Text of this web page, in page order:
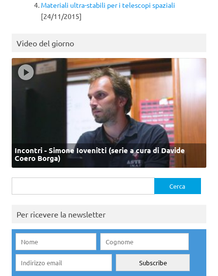
Materiali ultra-stabili per i telescopi spaziali
[24/11/2015]
Video del giorno
Incontri - Simone Iovenitti (serie a cura di Davide
Coero Borga)
per:
Per ricevere la newsletter